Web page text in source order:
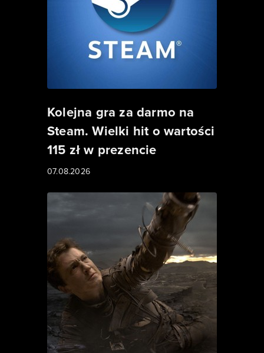
Kolejna gra za darmo na
Steam. Wielki hit o wartości
115 zł w prezencie
07.08.2026